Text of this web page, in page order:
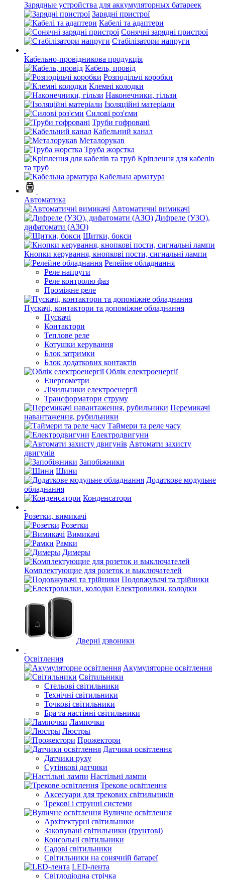
Зарядные устройства для аккумуляторных батареек
Зарядні пристрої
Кабелі та адаптери
Сонячні зарядні пристрої
Стабілізатори напруги
Кабельно-провідникова продукція
Кабель, провід
Розподільчі коробки
Клемні колодки
Наконечники, гільзи
Ізоляційні матеріали
Силові роз'єми
Труби гофровані
Кабельний канал
Металорукав
Труба жорстка
Кріплення для кабелів
та труб
Кабельна арматура
Автоматика
Автоматичні вимикачі
Дифреле (УЗО),
дифатомати (АЗО)
Щитки, бокси
Кнопки керування, кнопкові пости, сигнальні лампи
Релейне обладнання
Реле напруги
Реле контролю фаз
Проміжне реле
Пускачі, контактори та допоміжне обладнання
Пускачі
Контактори
Теплове реле
Котушки керування
Блок затримки
Блок додаткових контактів
Облік електроенергії
Енергометри
Лічильники електроенергії
Трансформатори струму
Перемикачі
навантаження, рубильники
Таймери та реле часу
Електродвигуни
Автомати захисту
двигунів
Запобіжники
Шини
Додаткове модульне
обладнання
Конденсатори
Розетки, вимикачі
Розетки
Вимикачі
Рамки
Димеры
Комплектующие для розеток и выключателей
Подовжувачі та трійники
Електровилки, колодки
Дверні дзвоники
Освітлення
Акумуляторне освітлення
Світильники
Стельові світильники
Технічні світильники
Точкові світильники
Бра та настінні світильники
Лампочки
Люстры
Прожектори
Датчики освітлення
Датчики руху
Сутінкові датчики
Настільні лампи
Трекове освітлення
Аксесуари для трекових світильників
Трекові і струнні системи
Вуличне освітлення
Архітектурні світильники
Закопувані світильники (ґрунтові)
Консольні світильники
Садові світильники
Світильники на сонячній батареї
LED-лента
Світлодіодна стрічка